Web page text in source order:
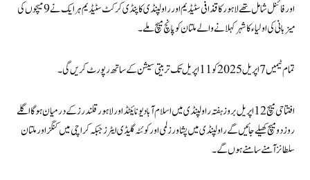
اور فائنل شامل تھے لاہور کا قذافی سٹیڈیم اور راولپنڈی کا پنڈی کرکٹ سٹیڈیم ہر ایک نے 9 میچوں کی
میزبانی کی اولیاء کا شہر کہلانے والے ملتان کو پانچ میچ ملے۔
تمام ٹیمیں 7 اپریل 2025 کو 11 اپریل تک تربیتی سیشن کے ساتھ رپورٹ کریں گی۔
افتتاحی میچ 12 اپریل بروز ہفتہ راولپنڈی میں اسلام آباد یونائیٹڈ اور لاہور قلندرز کے درمیان ہوگااگلے
روز دو میچ کھیلے جائیں گے راولپنڈی میں پشاور زلمی اور کوئٹہ گلیڈی ایٹرز جبکہ کراچی میں کنگز اور ملتان
سلطانز آمنے سامنے ہوں گے۔